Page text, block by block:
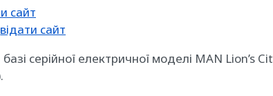
сайт
сайт
серійної електричної моделі MAN